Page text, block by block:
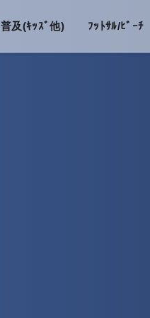
普及(ｷｯｽﾞ他) ﾌｯﾄｻﾙ/ﾋﾞｰﾁ